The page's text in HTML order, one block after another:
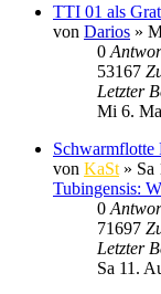
TTI 01 als
von Darios »
0
53167
Letzter
Mi 6.
Schwarmflotte
von KaSt » Sa
Tubingensis:
0
71697
Letzter
Sa 11.